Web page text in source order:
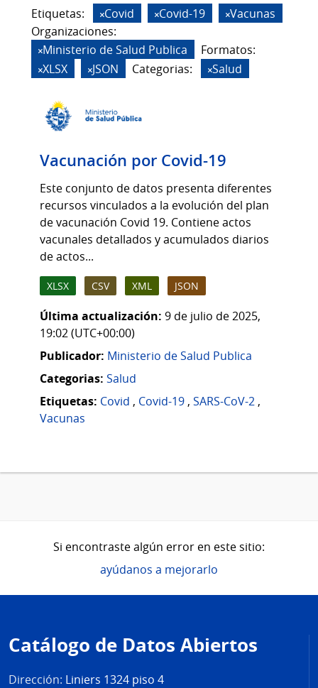
Etiquetas: Covid Covid-19
Vacunas
Organizaciones:
Ministerio de Salud Publica
Formatos:
XLSX
JSON Categorias: Salud
Vacunación por Covid-19
Este conjunto de datos presenta diferentes
recursos vinculados a la evolución del plan
de vacunación Covid 19. Contiene actos
vacunales detallados y acumulados diarios
de actos...
XLSX CSV XML JSON
Última actualización: 9 de julio de 2025,
19:02 (UTC+00:00)
Publicador: Ministerio de Salud Publica
Categorias: Salud
Etiquetas: Covid , Covid-19 , SARS-CoV-2 ,
Vacunas
Si encontraste algún error en este sitio:
ayúdanos a mejorarlo
de
página
Catálogo de Datos Abiertos
Dirección: Liniers 1324 piso 4